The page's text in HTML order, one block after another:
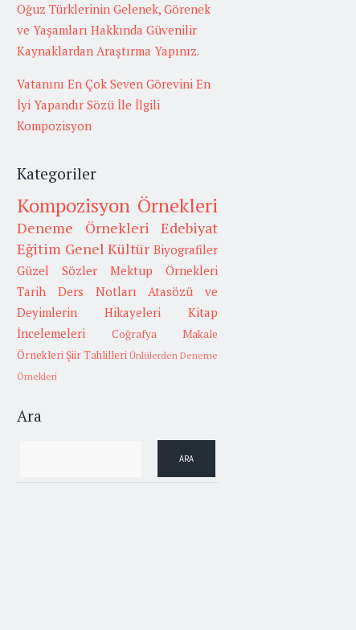
Oğuz Türklerinin Gelenek, Görenek
ve Yaşamları Hakkında Güvenilir
Kaynaklardan Araştırma Yapınız.
Vatanını En Çok Seven Görevini En
İyi Yapandır Sözü İle İlgili
Kompozisyon
Kategoriler
Kompozisyon Örnekleri
Deneme Örnekleri
Edebiyat
Eğitim Genel Kültür Biyografiler
Güzel Sözler
Mektup Örnekleri
Tarih
Ders Notları
Atasözü ve
Deyimlerin Hikayeleri
Kitap
İncelemeleri
Coğrafya
Makale
Örnekleri Şiir Tahlilleri Ünlülerden Deneme
Örnekleri
Ara